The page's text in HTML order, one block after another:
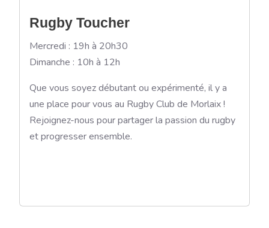
Rugby Toucher
Mercredi : 19h à 20h30
Dimanche : 10h à 12h
Que vous soyez débutant ou expérimenté, il y a
une place pour vous au Rugby Club de Morlaix !
Rejoignez-nous pour partager la passion du rugby
et progresser ensemble.